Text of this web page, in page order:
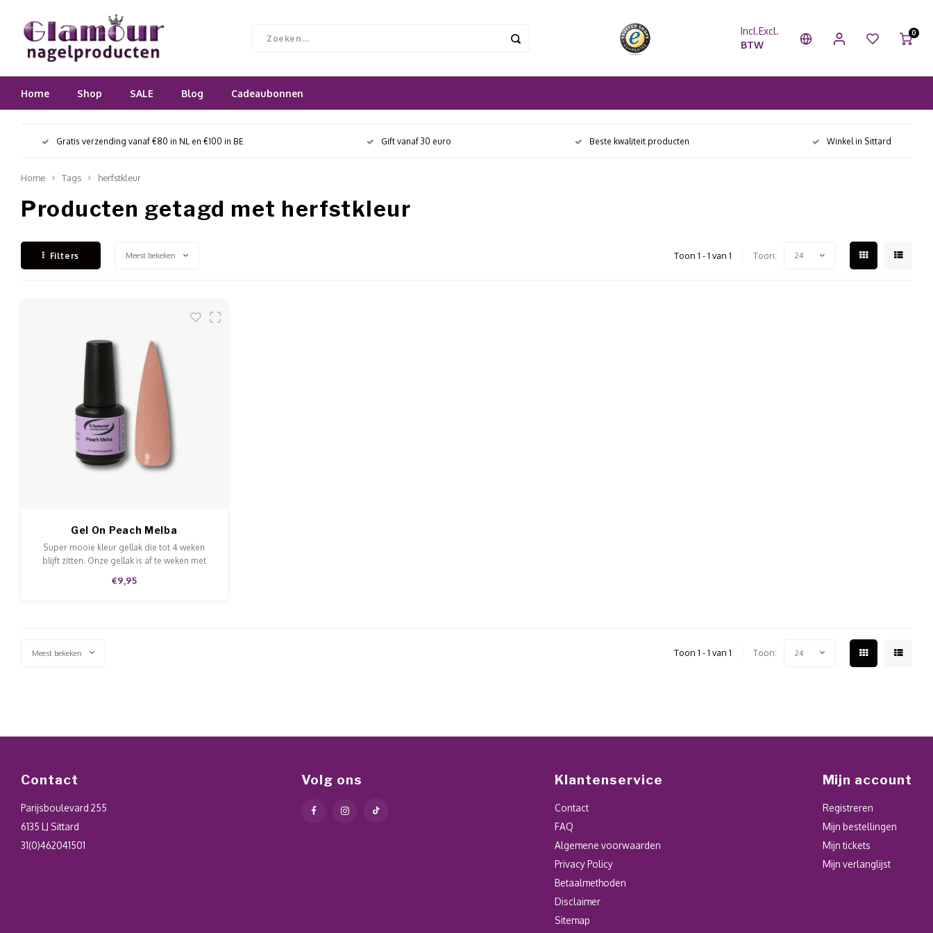
Incl.Excl.
BTW
0
Home Shop SALE Blog Cadeaubonnen
Gratis verzending vanaf €80 in NL en €100 in BE Gift vanaf 30 euro Beste kwaliteit producten Winkel in Sittard
Home Tags herfstkleur
Producten getagd met herfstkleur
Filters Meest bekeken Toon 1 - 1 van 1 Toon: 24
Gel On Peach Melba
Super mooie kleur gellak die tot 4 weken
blijft zitten. Onze gellak is af te weken met
brengen op de natuurlijke nagels, acryl en
€9,95
Meest bekeken Toon 1 - 1 van 1 Toon: 24
Contact
Parijsboulevard 255
6135 LJ Sittard
31(0)462041501
Volg ons Klantenservice
Contact
FAQ
Algemene voorwaarden
Privacy Policy
Betaalmethoden
Disclaimer
Sitemap
Mijn account
Registreren
Mijn bestellingen
Mijn tickets
Mijn verlanglijst